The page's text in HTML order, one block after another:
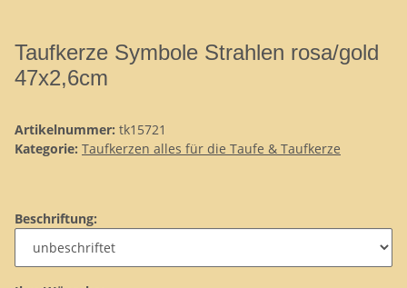
Taufkerze Symbole Strahlen rosa/gold
47x2,6cm
Artikelnummer: tk15721
Kategorie: Taufkerzen alles für die Taufe & Taufkerze
Beschriftung: